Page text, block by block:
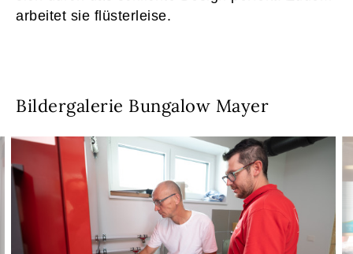
arbeitet sie flüsterleise.
Bildergalerie Bungalow Mayer